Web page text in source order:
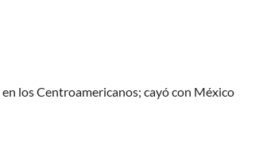
los Centroamericanos; cayó con México